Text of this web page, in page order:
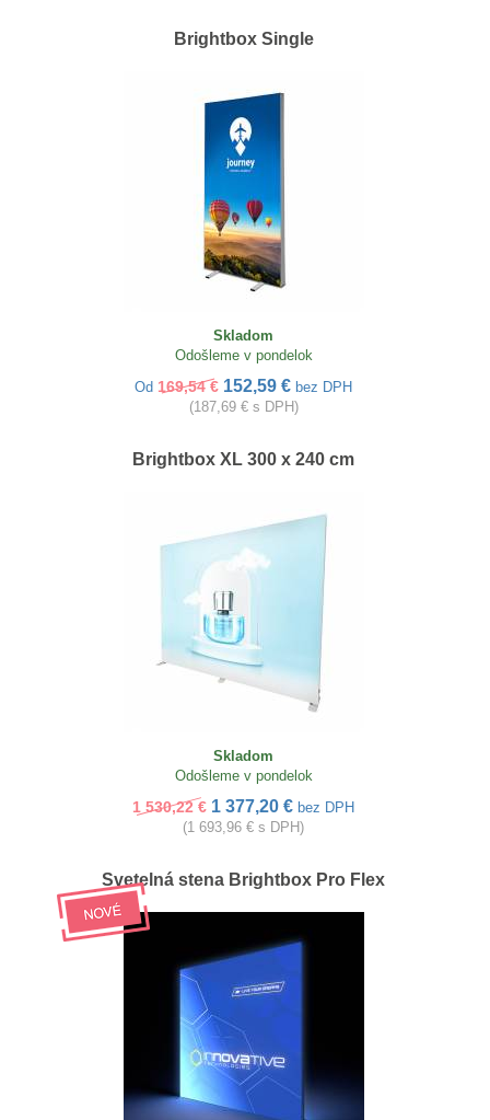
Brightbox Single
Skladom
Odošleme v pondelok
Od 169,54 € 152,59 € bez DPH
(187,69 € s DPH)
Brightbox XL 300 x 240 cm
Skladom
Odošleme v pondelok
1 530,22 € 1 377,20 € bez DPH
(1 693,96 € s DPH)
Svetelná stena Brightbox Pro Flex